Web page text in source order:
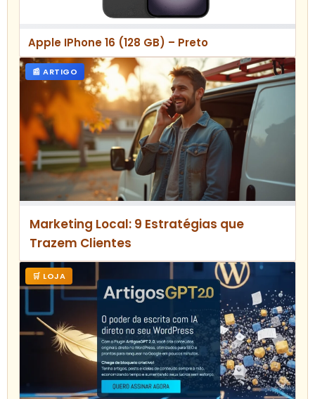
Apple IPhone 16 (128 GB) – Preto
📰 ARTIGO
Marketing Local: 9 Estratégias que
Trazem Clientes
🛒 LOJA